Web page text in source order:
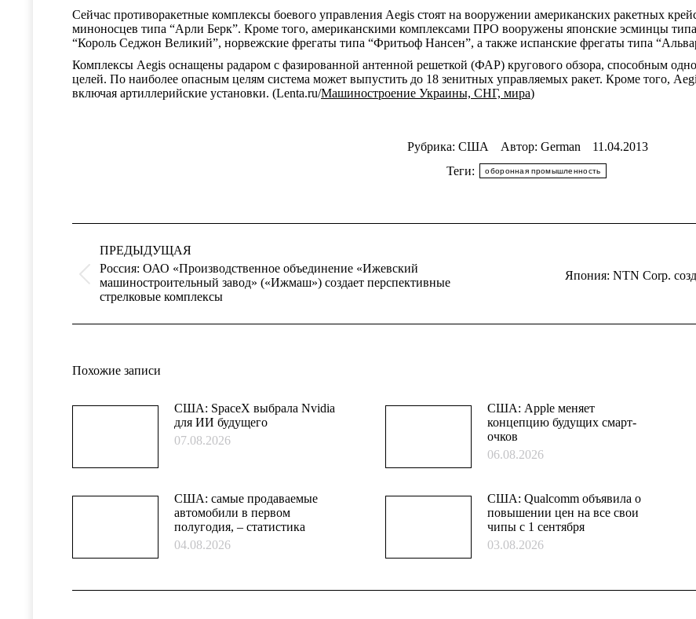
Сейчас противоракетные комплексы боевого управления Aegis стоят на вооружении американских ракетных
миноносцев типа “Арли Берк”. Кроме того, американскими комплексами ПРО вооружены японские эсминцы
“Король Седжон Великий”, норвежские фрегаты типа “Фритьоф Нансен”, а также испанские фрегаты типа
Комплексы Aegis оснащены радаром с фазированной антенной решеткой (ФАР) кругового обзора, способным
целей. По наиболее опасным целям система может выпустить до 18 зенитных управляемых ракет. Кроме того,
включая артиллерийские установки. (Lenta.ru/Машиностроение Украины, СНГ, мира)
Рубрика: США Автор: German
11.04.2013
Теги:
оборонная промышленность
записям
ПРЕДЫДУЩАЯ
Предыдущая
запись:
Россия: ОАО «Производственное объединение «Ижевский
машиностроительный завод» («Ижмаш») создает перспективные
стрелковые комплексы
Следующая
Япония: NTN Corp.
Похожие записи
США: SpaceX выбрала Nvidia
для ИИ будущего
07.08.2026
США: Apple меняет
концепцию будущих смарт-
очков
06.08.2026
США: самые продаваемые
автомобили в первом
полугодия, – статистика
04.08.2026
США: Qualcomm объявила о
повышении цен на все свои
чипы с 1 сентября
03.08.2026